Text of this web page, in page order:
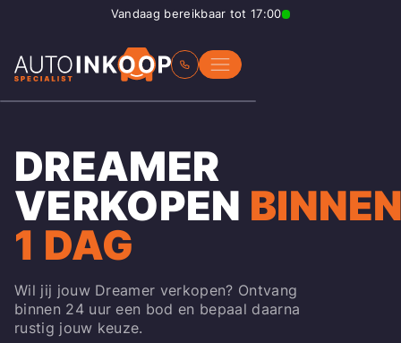
Vandaag bereikbaar tot 17:00
DREAMER
VERKOPEN
1 DAG
Wil jij jouw Dreamer verkopen? Ontvang
binnen 24 uur een bod en bepaal daarna
rustig jouw keuze.